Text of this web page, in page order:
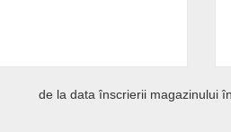
de la data înscrierii magazinului